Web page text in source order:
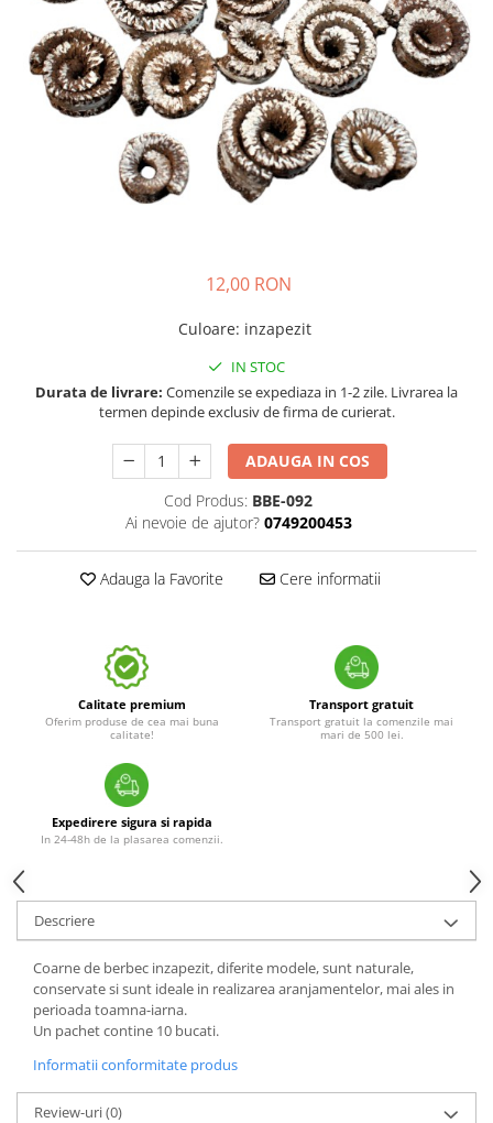
12,00 RON
Culoare: inzapezit
IN STOC
Durata de livrare: Comenzile se expediaza in 1-2 zile. Livrarea la
termen depinde exclusiv de firma de curierat.
ADAUGA IN COS
Cod Produs: BBE-092
Ai nevoie de ajutor? 0749200453
Adauga la Favorite Cere informatii
Calitate premium
Oferim produse de cea mai buna
calitate!
Transport gratuit
Transport gratuit la comenzile mai
mari de 500 lei.
Expedirere sigura si rapida
In 24-48h de la plasarea comenzii.
Descriere
Coarne de berbec inzapezit, diferite modele, sunt naturale,
conservate si sunt ideale in realizarea aranjamentelor, mai ales in
perioada toamna-iarna.
Un pachet contine 10 bucati.
Informatii conformitate produs
Review-uri(0)